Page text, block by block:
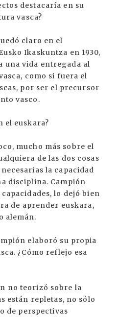
destacaría en su
vasca?
claro en el
Ikaskuntza en 1930,
una vida entregada al
como si fuera el
por ser el precursor
vasco.
el euskara?
mucho más sobre el
de las dos cosas
la capacidad
disciplina. Campión
lo dejó bien
de aprender euskara,
alemán.
elaboró su propia
¿Cómo reflejo esa
no teorizó sobre la
están repletas, no sólo
de perspectivas